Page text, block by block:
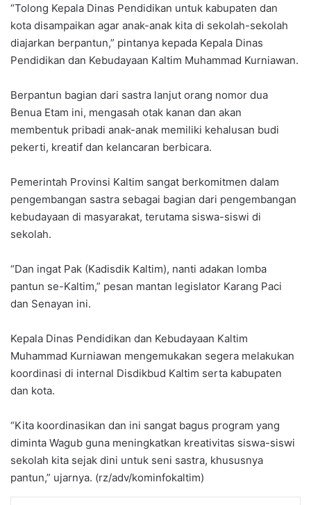
“Tolong Kepala Dinas Pendidikan untuk kabupaten dan
kota disampaikan agar anak-anak kita di sekolah-sekolah
diajarkan berpantun,” pintanya kepada Kepala Dinas
Pendidikan dan Kebudayaan Kaltim Muhammad Kurniawan.
Berpantun bagian dari sastra lanjut orang nomor dua
Benua Etam ini, mengasah otak kanan dan akan
membentuk pribadi anak-anak memiliki kehalusan budi
pekerti, kreatif dan kelancaran berbicara.
Pemerintah Provinsi Kaltim sangat berkomitmen dalam
pengembangan sastra sebagai bagian dari pengembangan
kebudayaan di masyarakat, terutama siswa-siswi di
sekolah.
“Dan ingat Pak (Kadisdik Kaltim), nanti adakan lomba
pantun se-Kaltim,” pesan mantan legislator Karang Paci
dan Senayan ini.
Kepala Dinas Pendidikan dan Kebudayaan Kaltim
Muhammad Kurniawan mengemukakan segera melakukan
koordinasi di internal Disdikbud Kaltim serta kabupaten
dan kota.
“Kita koordinasikan dan ini sangat bagus program yang
diminta Wagub guna meningkatkan kreativitas siswa-siswi
sekolah kita sejak dini untuk seni sastra, khususnya
pantun,” ujarnya. (rz/adv/kominfokaltim)